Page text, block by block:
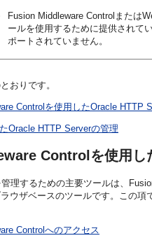
Fusion Middleware Controlまたは
ールを使用するために提供されて
ポートされていません。
おりです。
Controlを使用したOracle HTTP
Oracle HTTP Serverの管理
Controlを使用し
理するための主要ツールは、
ウザベースのツールです。この
Controlへのアクセス